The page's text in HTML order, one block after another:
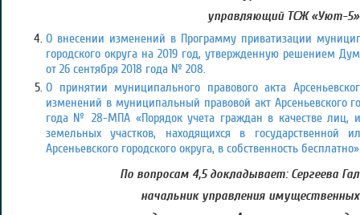
управляющий ТСЖ «Уют-5»
О внесении изменений в Программу приватизации
городского округа на 2019 год, утвержденную решением
от 26 сентября 2018 года № 208.
О принятии муниципального правового акта
изменений в муниципальный правовой акт Арсеньевского
года № 28-МПА «Порядок учета граждан в качестве лиц,
земельных участков, находящихся в государственной
Арсеньевского городского округа, в собственность
По вопросам 4,5 докладывает: Сергеева
начальник управления